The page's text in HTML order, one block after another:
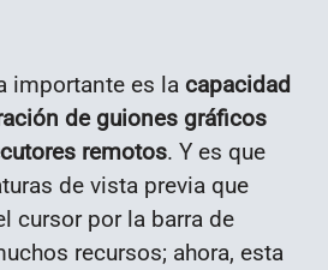
importante es la capacidad
de guiones gráficos
remotos. Y es que
de vista previa que
cursor por la barra de
recursos; ahora, esta